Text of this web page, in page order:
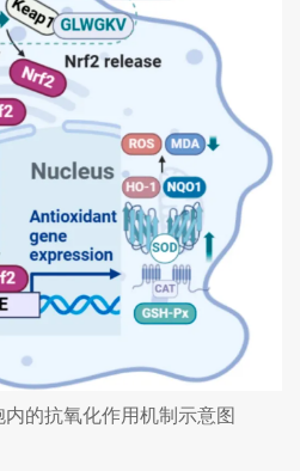
内的抗氧化作用机制示意图